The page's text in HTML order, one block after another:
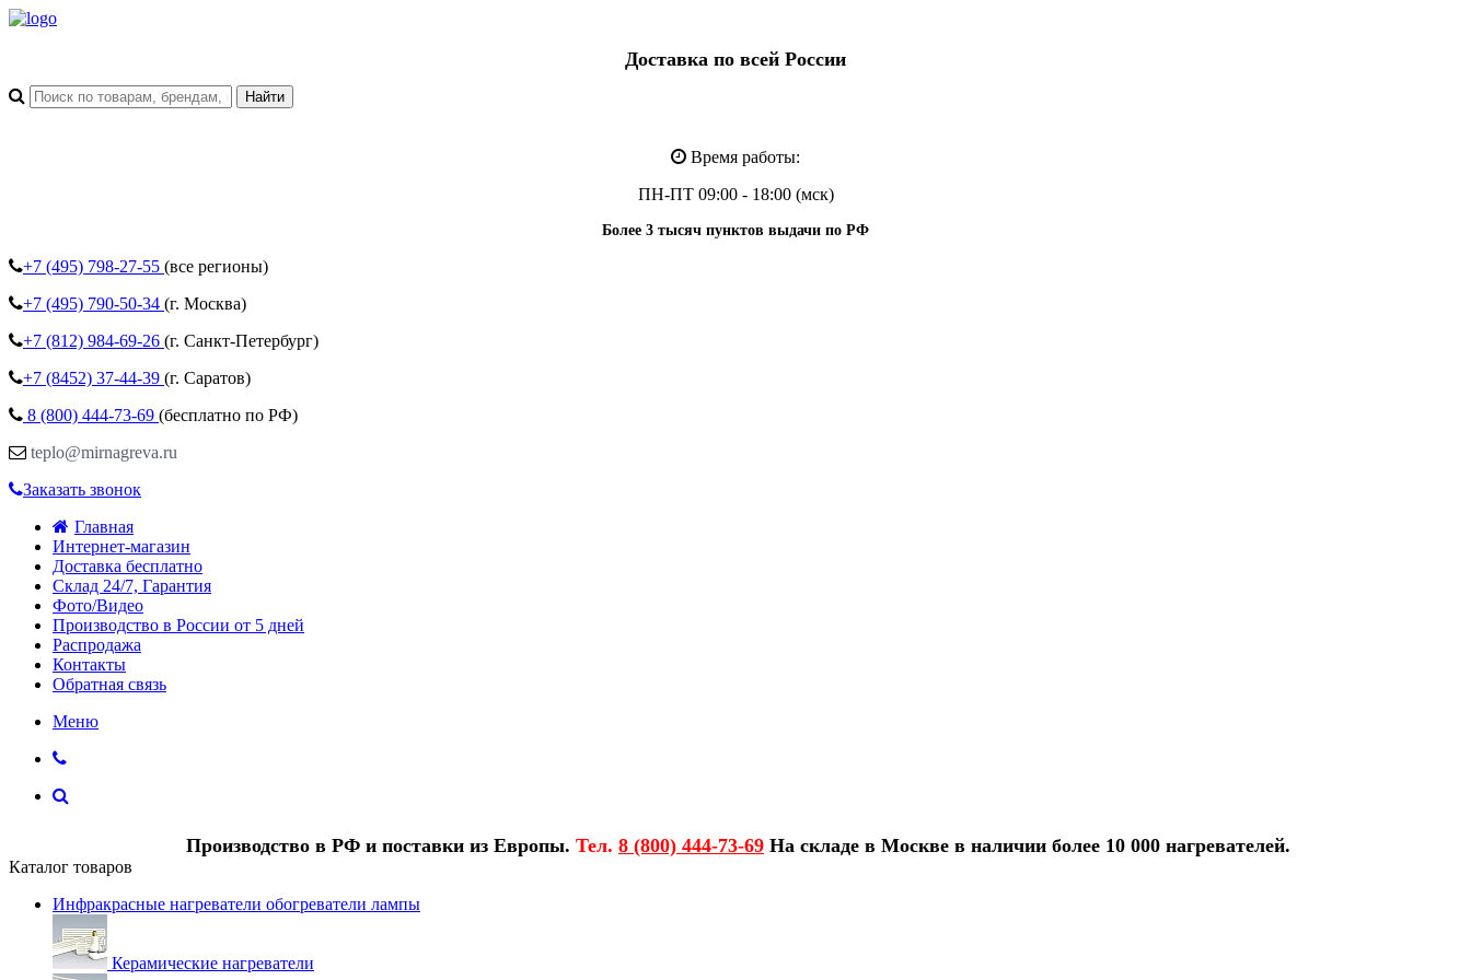
Доставка по всей России
Время работы:
ПН-ПТ 09:00 - 18:00 (мск)
Более 3 тысяч пунктов выдачи по РФ
+7 (495) 798-27-55 (все регионы)
+7 (495) 790-50-34 (г. Москва)
+7 (812) 984-69-26 (г. Санкт-Петербург)
+7 (8452) 37-44-39 (г. Саратов)
8 (800) 444-73-69 (бесплатно по РФ)
teplo@mirnagreva.ru
Заказать звонок
Главная
Интернет-магазин
Доставка бесплатно
Склад 24/7, Гарантия
Фото/Видео
Производство в России от 5 дней
Распродажа
Контакты
Обратная связь
Меню
Производство в РФ и поставки из Европы. Тел. 8 (800) 444-73-69 На складе в Москве в наличии более 10 000 нагревателей.
Каталог товаров
Инфракрасные нагреватели обогреватели лампы
Керамические нагреватели